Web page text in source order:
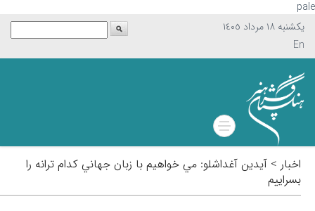
يکشنبه ١٨ مرداد ١٤٠٥
اخبار > آيدين آغداشلو: مي خواهيم با زبان جهاني كدام ترانه را
بسراييم